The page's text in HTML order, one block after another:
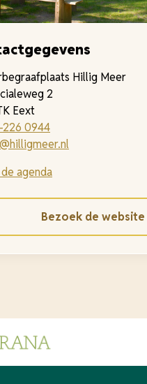
Hillig Meer
2
Eext
0944
agenda
Bezoek de website